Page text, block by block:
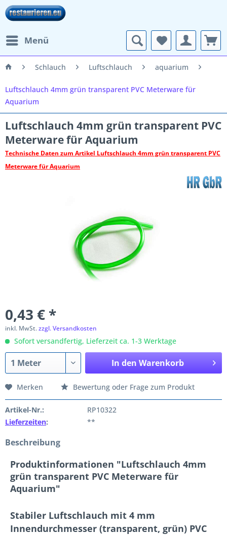
Menü
Schlauch Luftschlauch aquarium
Luftschlauch 4mm grün transparent PVC Meterware für
Aquarium
Luftschlauch 4mm grün transparent PVC
Meterware für Aquarium
Technische Daten zum Artikel Luftschlauch 4mm grün transparent PVC
Meterware für Aquarium
0,43 € *
inkl. MwSt.zzgl. Versandkosten
Sofort versandfertig, Lieferzeit ca. 1-3 Werktage
In den Warenkorb
Merken Bewertung oder Frage zum Produkt
Artikel-Nr.:
RP10322
Lieferzeiten: **
Beschreibung
Produktinformationen "Luftschlauch 4mm
grün transparent PVC Meterware für
Aquarium"
Stabiler Luftschlauch mit 4 mm
Innendurchmesser (transparent, grün) PVC